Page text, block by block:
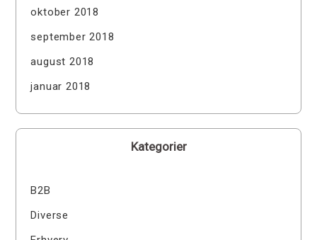
oktober 2018
september 2018
august 2018
januar 2018
Kategorier
B2B
Diverse